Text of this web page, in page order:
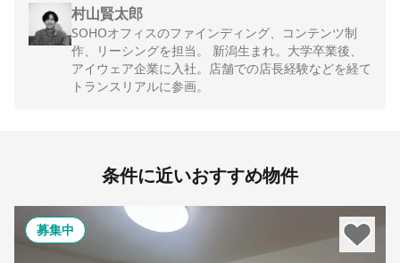
村山賢太郎
SOHOオフィスのファインディング、コンテンツ制
作、リーシングを担当。 新潟生まれ。大学卒業後、
アイウェア企業に入社。店舗での店長経験などを経て
トランスリアルに参画。
条件に近いおすすめ物件
募集中